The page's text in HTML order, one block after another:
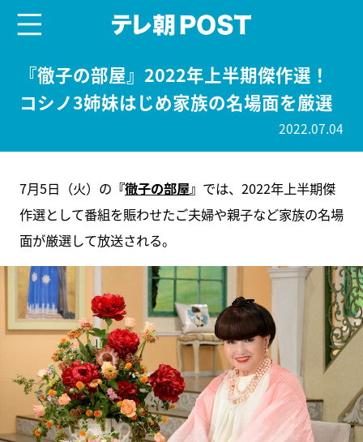
『徹子の部屋』2022年上半期傑作選！
コシノ3姉妹はじめ家族の名場面を厳選
2022.07.04
7月5日（火）の 『徹子の部屋』 では、2022年上半期傑
作選として番組を賑わせたご夫婦や親子など家族の名場
面が厳選して放送される。